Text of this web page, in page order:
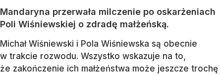
Mandaryna przerwała milczenie po oskarżeniach
Poli Wiśniewskiej o zdradę małżeńską.
Michał Wiśniewski i Pola Wiśniewska są obecnie
w trakcie rozwodu. Wszystko wskazuje na to,
że zakończenie ich małżeństwa może jeszcze trochę